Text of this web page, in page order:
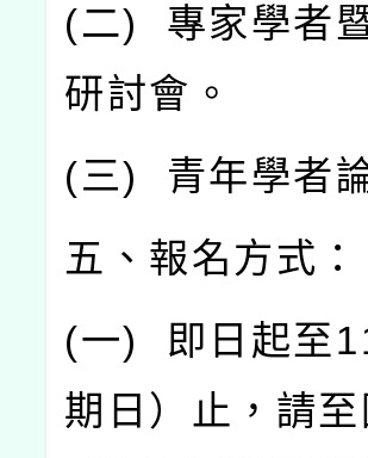
(二) 專家學者
研討會。
(三) 青年學者
五、報名方式：
(一) 即日起至
期日）止，請